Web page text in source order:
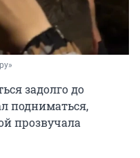
задолго до
подниматься,
прозвучала